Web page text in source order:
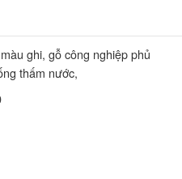
ghi, gỗ công nghiệp phủ
thấm nước,